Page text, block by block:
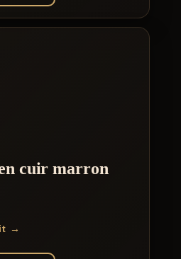
119,99 €
cuir marron
→